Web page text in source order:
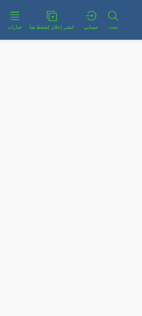
بحث حسابي لنشر إعلان إضغط هنا خيارات